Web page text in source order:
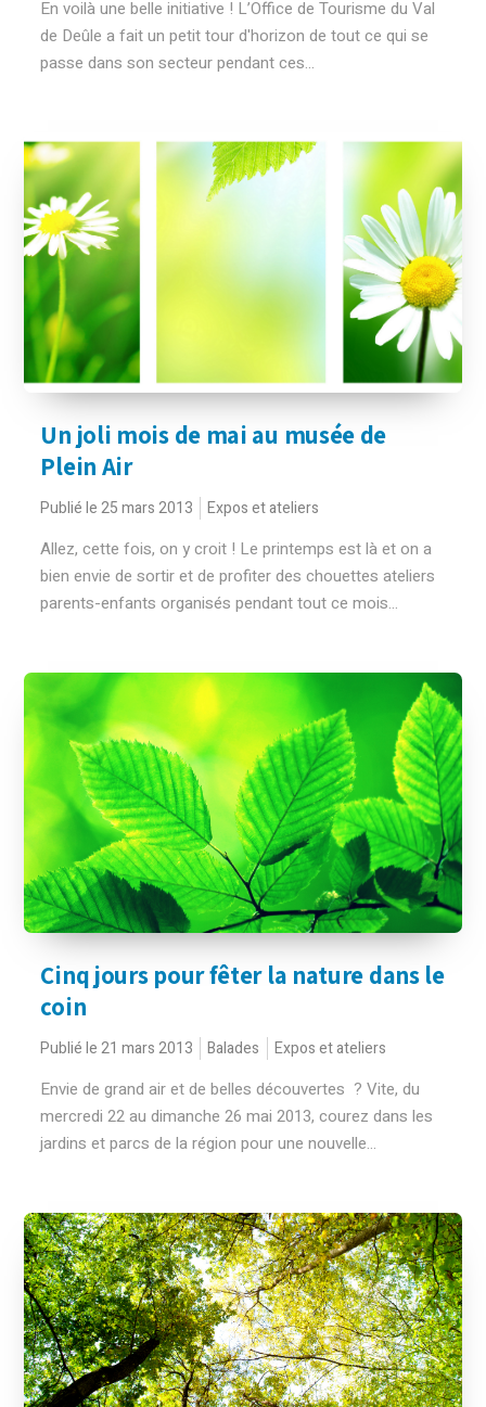
En voilà une belle initiative ! L’Office de Tourisme du Val
de Deûle a fait un petit tour d'horizon de tout ce qui se
passe dans son secteur pendant ces...
Un joli mois de mai au musée de
Plein Air
Publié le 25 mars 2013 Expos et ateliers
Allez, cette fois, on y croit ! Le printemps est là et on a
bien envie de sortir et de profiter des chouettes ateliers
parents-enfants organisés pendant tout ce mois...
Cinq jours pour fêter la nature dans le
coin
Publié le 21 mars 2013 Balades Expos et ateliers
Envie de grand air et de belles découvertes ? Vite, du
mercredi 22 au dimanche 26 mai 2013, courez dans les
jardins et parcs de la région pour une nouvelle...